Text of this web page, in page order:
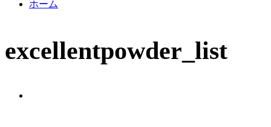
ホーム
excellentpowder_list